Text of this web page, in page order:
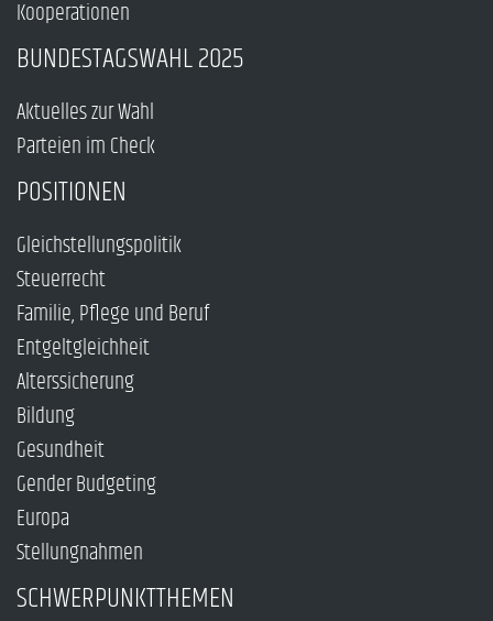
Kooperationen
BUNDESTAGSWAHL 2025
Aktuelles zur Wahl
Parteien im Check
POSITIONEN
Gleichstellungspolitik
Steuerrecht
Familie, Pflege und Beruf
Entgeltgleichheit
Alterssicherung
Bildung
Gesundheit
Gender Budgeting
Europa
Stellungnahmen
SCHWERPUNKTTHEMEN